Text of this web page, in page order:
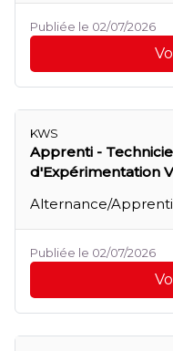
Publiée le 02/07/2026
KWS
Apprenti -
d'Expérimentation
Alternance/
Publiée le 02/07/2026